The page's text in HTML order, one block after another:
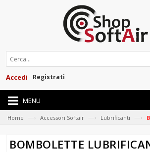
Registrati
Accedi
MENU
Home —› Accessori Softair —› Lubrificanti —›
BOMBOLETTE